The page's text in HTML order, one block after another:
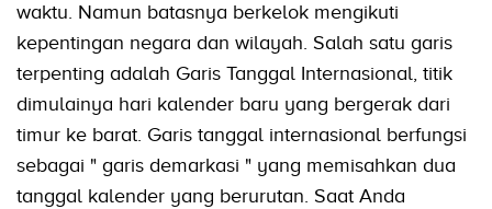
waktu. Namun batasnya berkelok mengikuti
kepentingan negara dan wilayah. Salah satu garis
terpenting adalah Garis Tanggal Internasional, titik
dimulainya hari kalender baru yang bergerak dari
timur ke barat. Garis tanggal internasional berfungsi
sebagai " garis demarkasi " yang memisahkan dua
tanggal kalender yang berurutan. Saat Anda